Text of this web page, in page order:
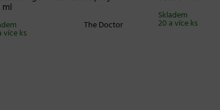
ml
The Doctor
více ks
Skladem
20 a více ks